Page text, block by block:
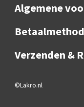
Algemene
Verzenden &
©Lakro.nl